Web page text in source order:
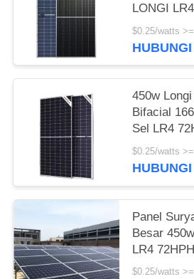
LONGI
Garansi 25
450w
Bifacial
Sel LR4
Panel
Besar
LR4